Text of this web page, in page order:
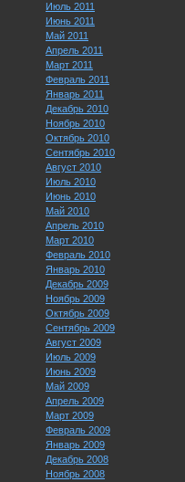
Июль 2011
Июнь 2011
Май 2011
Апрель 2011
Март 2011
Февраль 2011
Январь 2011
Декабрь 2010
Ноябрь 2010
Октябрь 2010
Сентябрь 2010
Август 2010
Июль 2010
Июнь 2010
Май 2010
Апрель 2010
Март 2010
Февраль 2010
Январь 2010
Декабрь 2009
Ноябрь 2009
Октябрь 2009
Сентябрь 2009
Август 2009
Июль 2009
Июнь 2009
Май 2009
Апрель 2009
Март 2009
Февраль 2009
Январь 2009
Декабрь 2008
Ноябрь 2008